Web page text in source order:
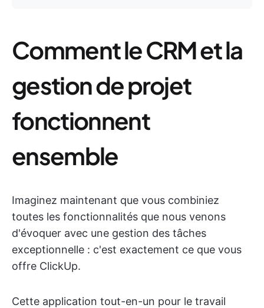
Comment le CRM et la
gestion de projet
fonctionnent
ensemble
Imaginez maintenant que vous combiniez
toutes les fonctionnalités que nous venons
d'évoquer avec une gestion des tâches
exceptionnelle : c'est exactement ce que vous
offre ClickUp.
Cette application tout-en-un pour le travail